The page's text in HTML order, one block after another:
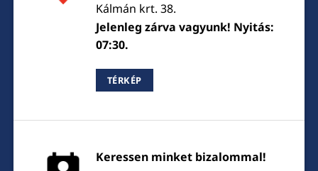
Kálmán krt. 38.
Jelenleg zárva vagyunk! Nyitás:
07:30.
TÉRKÉP
Keressen minket bizalommal!